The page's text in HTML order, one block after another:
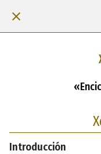
Introducción